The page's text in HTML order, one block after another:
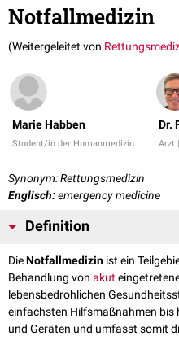
Notfallmedizin
(Weitergeleitet von
Marie Habben
Student/in der Humanmedizin
Dr.
Arzt
Synonym: Rettungsmedizin
Englisch:emergency medicine
Definition
DieNotfallmedizin ist ein
Behandlung von akut
lebensbedrohlichen
einfachsten Hilfsmaßnahmen bis
und Geräten und umfasst somit